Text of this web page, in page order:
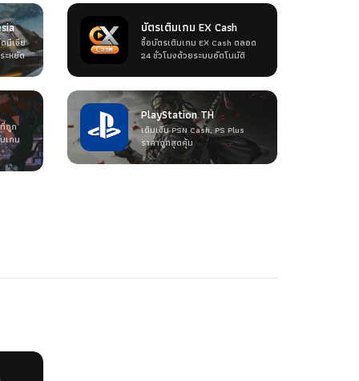
นีเซีย
ะหยัด
บัตรเติมเกม EX Cash
ซื้อบัตรเติมเกม EX Cash ตลอด
24 ชั่วโมงด้วยระบบอัตโนมัติ
ถูก
เกม
PlayStation TH
เติมเงิน PSN Cash, PS Plus
ราคาถูกสุดคุ้ม